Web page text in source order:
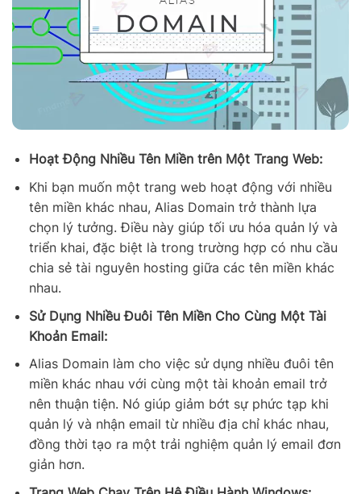
Hoạt Động Nhiều Tên Miền trên Một Trang Web:
Khi bạn muốn một trang web hoạt động với nhiều
tên miền khác nhau, Alias Domain trở thành lựa
chọn lý tưởng. Điều này giúp tối ưu hóa quản lý và
triển khai, đặc biệt là trong trường hợp có nhu cầu
chia sẻ tài nguyên hosting giữa các tên miền khác
nhau.
Sử Dụng Nhiều Đuôi Tên Miền Cho Cùng Một Tài
Khoản Email:
Alias Domain làm cho việc sử dụng nhiều đuôi tên
miền khác nhau với cùng một tài khoản email trở
nên thuận tiện. Nó giúp giảm bớt sự phức tạp khi
quản lý và nhận email từ nhiều địa chỉ khác nhau,
đồng thời tạo ra một trải nghiệm quản lý email đơn
giản hơn.